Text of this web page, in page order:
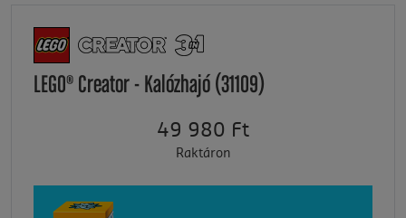
LEGO® Creator - Kalózhajó (31109)
49 980 Ft
Raktáron